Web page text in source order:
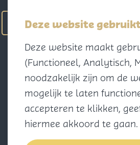
Deze website
Deze website maakt
(Functioneel, Analytisch,
noodzakelijk zijn om de
mogelijk te laten
accepteren te klikken,
hiermee akkoord te gaan.
Menu
Zoeken